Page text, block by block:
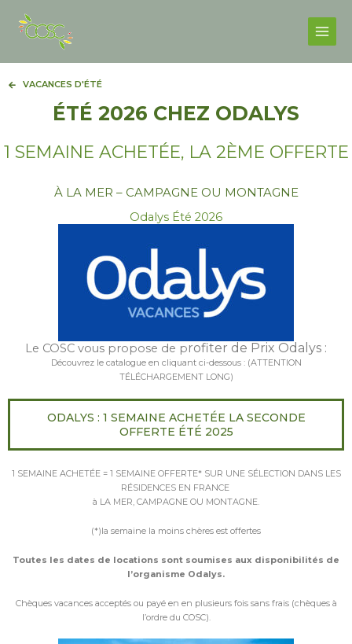
content
Menu
VACANCES D'ÉTÉ
ÉTÉ 2026 CHEZ ODALYS
1 SEMAINE ACHETÉE, LA 2ÈME OFFERTE
À LA MER – CAMPAGNE OU MONTAGNE
Odalys Été 2026
Le COSC vous propose de profiter de Prix Odalys :
Découvrez le catalogue en cliquant ci-dessous : (ATTENTION
TÉLÉCHARGEMENT LONG)
ODALYS : 1 SEMAINE ACHETÉE LA SECONDE
OFFERTE ÉTÉ 2025
1 SEMAINE ACHETÉE = 1 SEMAINE OFFERTE* SUR UNE SÉLECTION DANS LES
RÉSIDENCES EN FRANCE
à LA MER, CAMPAGNE OU MONTAGNE.
(*)la semaine la moins chères est offertes
Toutes les dates de locations sont soumises aux disponibilités de
l’organisme Odalys.
Chèques vacances acceptés ou payé en en plusieurs fois sans frais (chèques à
l’ordre du COSC).